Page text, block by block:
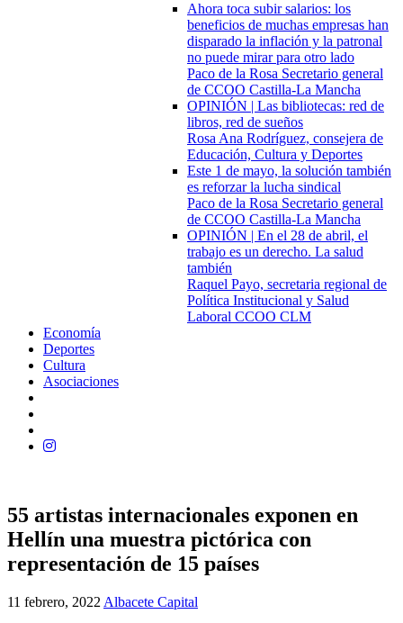
Ahora toca subir salarios: los
beneficios de muchas empresas han
disparado la inflación y la patronal
no puede mirar para otro lado
Paco de la Rosa Secretario general
de CCOO Castilla-La Mancha
OPINIÓN | Las bibliotecas: red de
libros, red de sueños
Rosa Ana Rodríguez, consejera de
Educación, Cultura y Deportes
Este 1 de mayo, la solución también
es reforzar la lucha sindical
Paco de la Rosa Secretario general
de CCOO Castilla-La Mancha
OPINIÓN | En el 28 de abril, el
trabajo es un derecho. La salud
también
Raquel Payo, secretaria regional de
Política Institucional y Salud
Laboral CCOO CLM
Economía
Deportes
Cultura
Asociaciones
55 artistas internacionales exponen en
Hellín una muestra pictórica con
representación de 15 países
11 febrero, 2022 Albacete Capital